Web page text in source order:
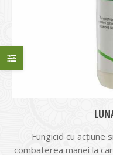
Fungicid cu acţiune
combaterea manei la